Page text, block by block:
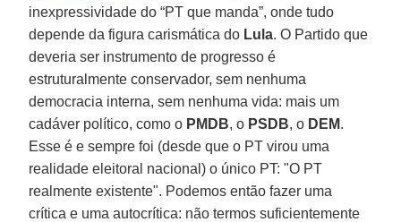
inexpressividade do “PT que manda”, onde tudo
depende da figura carismática do Lula. O Partido que
deveria ser instrumento de progresso é
estruturalmente conservador, sem nenhuma
democracia interna, sem nenhuma vida: mais um
cadáver político, como o PMDB, o PSDB, o DEM.
Esse é e sempre foi (desde que o PT virou uma
realidade eleitoral nacional) o único PT: "O PT
realmente existente". Podemos então fazer uma
crítica e uma autocrítica: não termos suficientemente